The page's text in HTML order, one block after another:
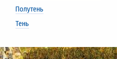
Полутень
Тень